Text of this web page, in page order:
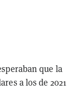
que la
a los de 2021